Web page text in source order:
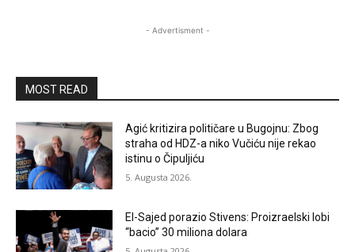
- Advertisment -
MOST READ
Agić kritizira političare u Bugojnu: Zbog
straha od HDZ-a niko Vučiću nije rekao
istinu o Čipuljiću
5. Augusta 2026.
El-Sajed porazio Stivens: Proizraelski lobi
“bacio” 30 miliona dolara